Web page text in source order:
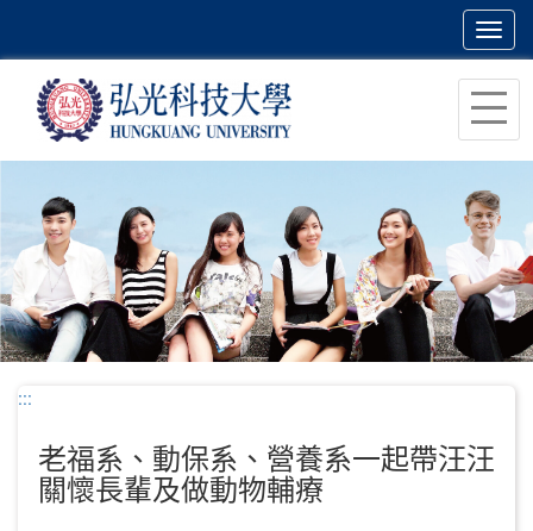
主
容
區
塊
:::
老福系、動保系、營養系一起帶汪汪
關懷長輩及做動物輔療